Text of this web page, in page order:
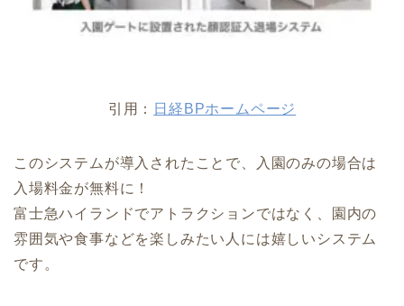
引用： 日経BPホームページ
このシステムが導入されたことで、入園のみの場合は
入場料金が無料に！
富士急ハイランドでアトラクションではなく、園内の
雰囲気や食事などを楽しみたい人には嬉しいシステム
です。